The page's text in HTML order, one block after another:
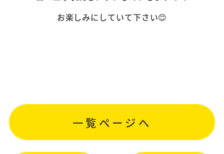
お楽しみにしていて下さい😊
一覧ページへ